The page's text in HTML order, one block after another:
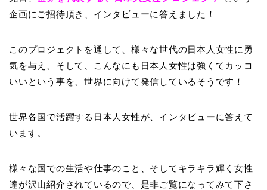
企画にご招待頂き、インタビューに答えました！
このプロジェクトを通して、様々な世代の日本人女性に勇
気を与え、そして、こんなにも日本人女性は強くてカッコ
いいという事を、世界に向けて発信しているそうです！
世界各国で活躍する日本人女性が、インタビューに答えて
います。
様々な国での生活や仕事のこと、そしてキラキラ輝く女性
達が沢山紹介されているので、是非ご覧になってみて下さ